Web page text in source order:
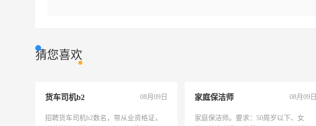
猜您喜欢
货车司机b2 08月09日
招聘货车司机b2数名，带从业资格证，
家庭保洁师 08月09日
家庭保洁师。要求：50周岁以下、女